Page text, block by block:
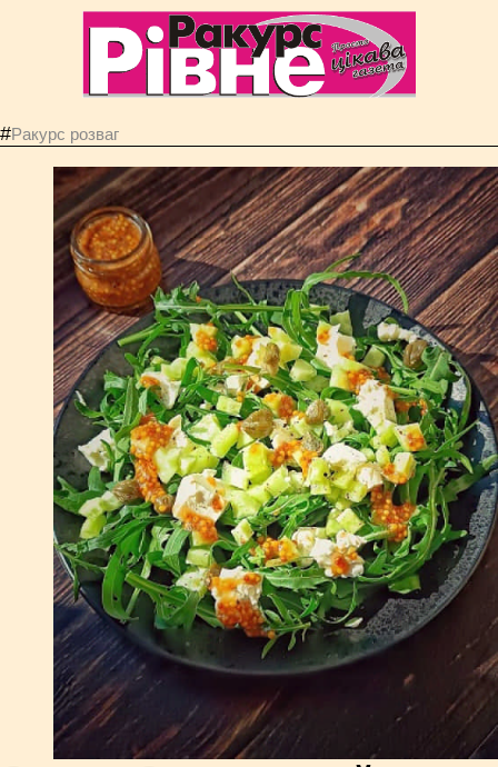
#Ракурс розваг